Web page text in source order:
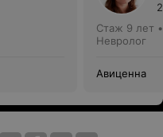
Стаж 9 лет
Невролог
Авиценна